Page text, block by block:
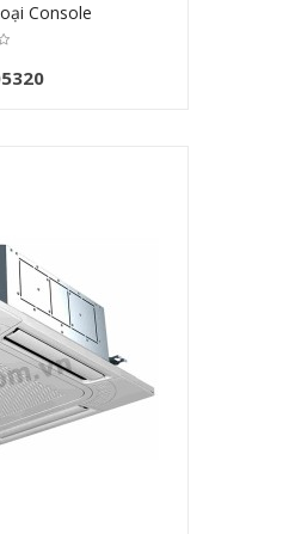
Console